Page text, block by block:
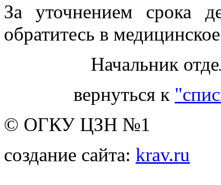
За уточнением срока
обратитесь в
Начальник
вернуться к
© ОГКУ ЦЗН №1
создание сайта: krav.ru